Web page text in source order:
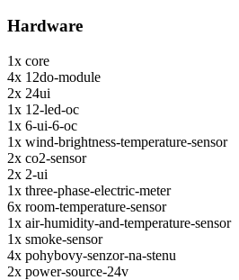
Hardware
1x core
4x 12do-module
2x 24ui
1x 12-led-oc
1x 6-ui-6-oc
1x wind-brightness-temperature-sensor
2x co2-sensor
2x 2-ui
1x three-phase-electric-meter
6x room-temperature-sensor
1x air-humidity-and-temperature-sensor
1x smoke-sensor
4x pohybovy-senzor-na-stenu
2x power-source-24v